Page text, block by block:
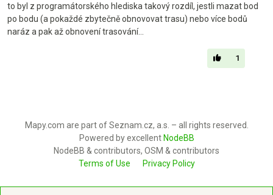
to byl z programátorského hlediska takový rozdíl, jestli mazat bod
po bodu (a pokaždé zbytečně obnovovat trasu) nebo více bodů
naráz a pak až obnovení trasování...
1
Mapy.com are part of Seznam.cz, a.s. – all rights reserved.
Powered by excellent NodeBB
NodeBB & contributors, OSM & contributors
Terms of Use
Privacy Policy